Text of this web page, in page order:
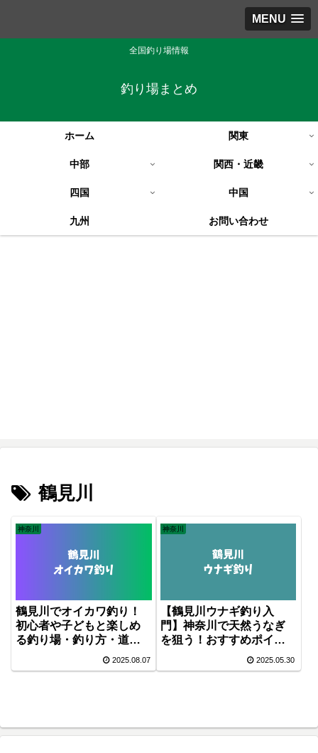
MENU
全国釣り場情報
釣り場まとめ
ホーム 関東
中部 関西・近畿
四国 中国
九州 お問い合わせ
鶴見川
神奈川
鶴見川でオイカワ釣り！
初心者や子どもと楽しめ
る釣り場・釣り方・道具
2025.08.07
神奈川
【鶴見川ウナギ釣り入
門】神奈川で天然うなぎ
を狙う！おすすめポイン
ト・時期・仕掛けを徹底
解説
2025.05.30